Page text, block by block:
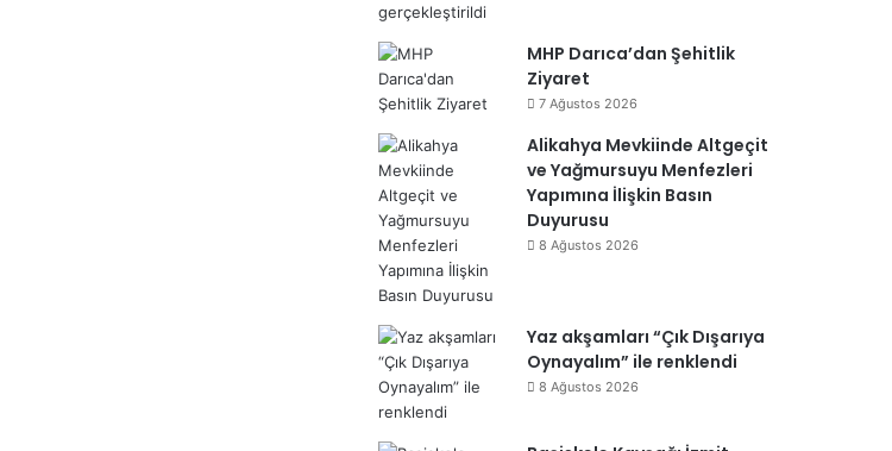
MHP Darıca’dan Şehitlik
Ziyaret
7 Ağustos 2026
Alikahya Mevkiinde Altgeçit
ve Yağmursuyu Menfezleri
Yapımına İlişkin Basın
Duyurusu
8 Ağustos 2026
Yaz akşamları “Çık Dışarıya
Oynayalım” ile renklendi
8 Ağustos 2026